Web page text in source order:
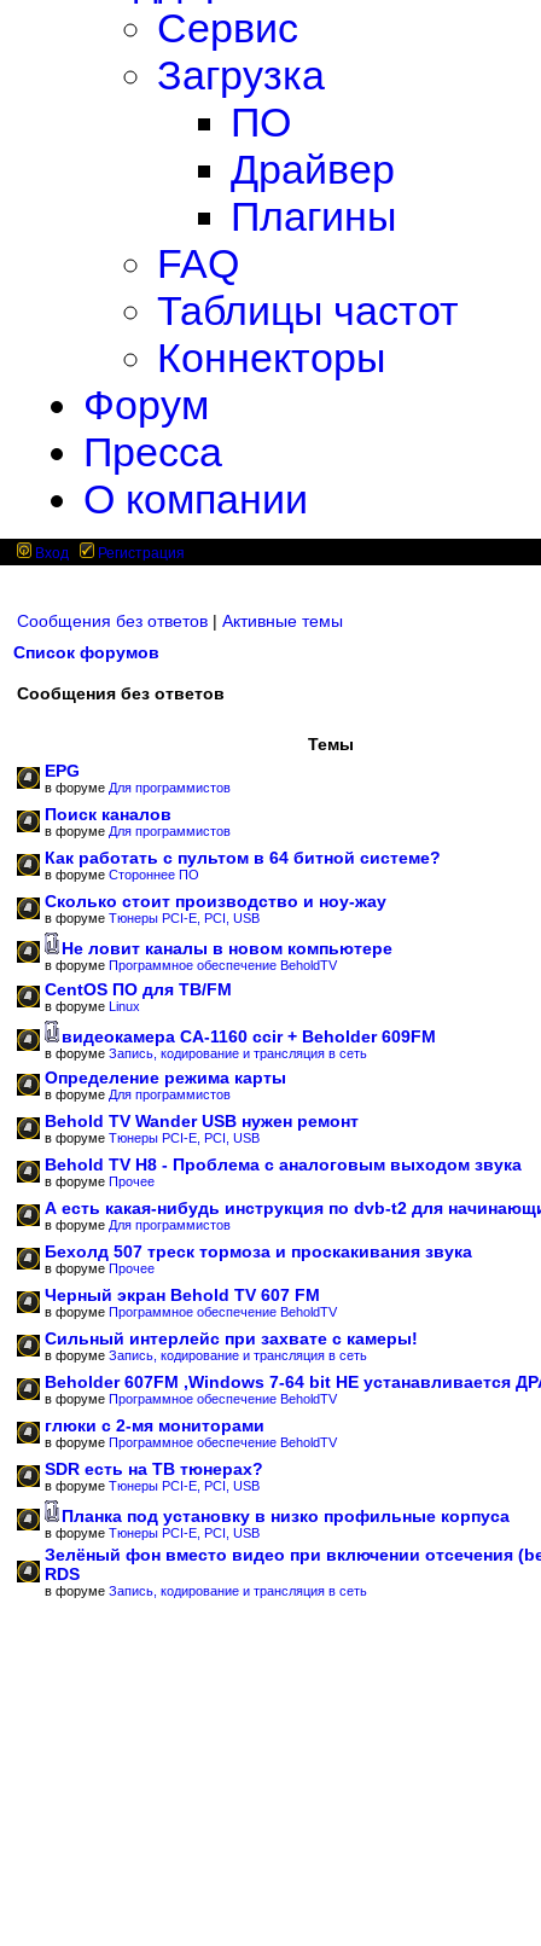
Сервис
Загрузка
ПО
Драйвер
Плагины
FAQ
Таблицы частот
Коннекторы
Форум
Пресса
О компании
Вход Регистрация
Сообщения без ответов | Активные темы
Список форумов
Сообщения без ответов
Темы
EPG
в форуме Для программистов
Поиск каналов
в форуме Для программистов
Как работать с пультом в 64 битной системе?
в форуме Стороннее ПО
Сколько стоит производство и ноу-жау
в форуме Тюнеры PCI-E, PCI, USB
Не ловит каналы в новом компьютере
в форуме Программное обеспечение BeholdTV
CentOS ПО для ТВ/FM
в форуме Linux
видеокамера CA-1160 ccir + Beholder 609FM
в форуме Запись, кодирование и трансляция в сеть
Определение режима карты
в форуме Для программистов
Behold TV Wander USB нужен ремонт
в форуме Тюнеры PCI-E, PCI, USB
Behold TV H8 - Проблема с аналоговым выходом звука
в форуме Прочее
А есть какая-нибудь инструкция по dvb-t2 для
в форуме Для программистов
Бехолд 507 треск тормоза и проскакивания звука
в форуме Прочее
Черный экран Behold TV 607 FM
в форуме Программное обеспечение BeholdTV
Сильный интерлейс при захвате с камеры!
в форуме Запись, кодирование и трансляция в сеть
Beholder 607FM ,Windows 7-64 bit НЕ устанавливается
в форуме Программное обеспечение BeholdTV
глюки с 2-мя мониторами
в форуме Программное обеспечение BeholdTV
SDR есть на ТВ тюнерах?
в форуме Тюнеры PCI-E, PCI, USB
Планка под установку в низко профильные корпуса
в форуме Тюнеры PCI-E, PCI, USB
Зелёный фон вместо видео при включении отсечения
RDS
в форуме Запись, кодирование и трансляция в сеть